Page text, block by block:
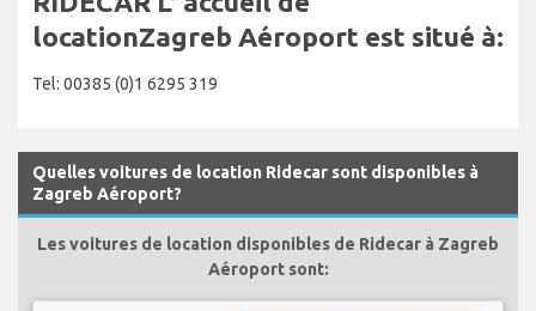
locationZagreb Aéroport est situé à:
Tel: 00385 (0)1 6295 319
Quelles voitures de location Ridecar sont disponibles à
Zagreb Aéroport?
Les voitures de location disponibles de Ridecar à Zagreb
Aéroport sont: